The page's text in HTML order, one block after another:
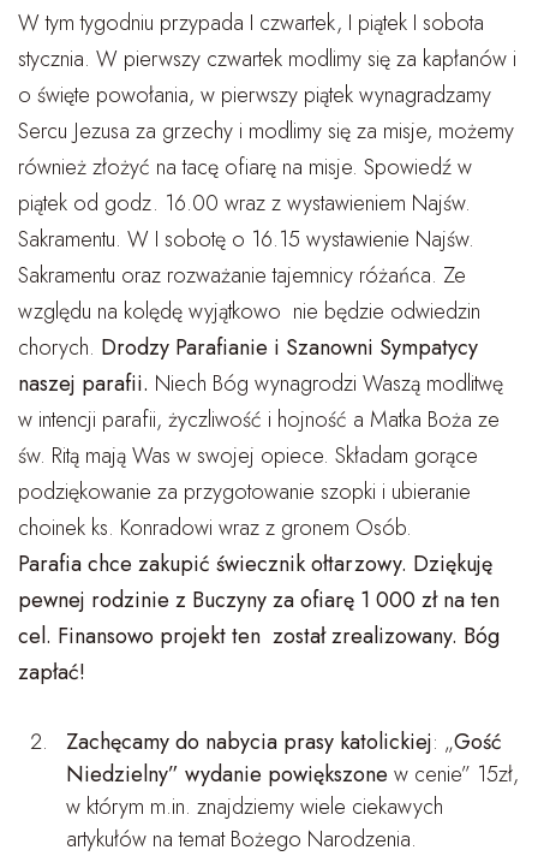
W tym tygodniu przypada I czwartek, I piątek I sobota
stycznia. W pierwszy czwartek modlimy się za kapłanów i
o święte powołania, w pierwszy piątek wynagradzamy
Sercu Jezusa za grzechy i modlimy się za misje, możemy
również złożyć na tacę ofiarę na misje. Spowiedź w
piątek od godz. 16.00 wraz z wystawieniem Najśw.
Sakramentu. W I sobotę o 16.15 wystawienie Najśw.
Sakramentu oraz rozważanie tajemnicy różańca. Ze
względu na kolędę wyjątkowo nie będzie odwiedzin
chorych. Drodzy Parafianie i Szanowni Sympatycy
naszej parafii. Niech Bóg wynagrodzi Waszą modlitwę
w intencji parafii, życzliwość i hojność a Matka Boża ze
św. Ritą mają Was w swojej opiece. Składam gorące
podziękowanie za przygotowanie szopki i ubieranie
choinek ks. Konradowi wraz z gronem Osób.
Parafia chce zakupić świecznik ołtarzowy. Dziękuję
pewnej rodzinie z Buczyny za ofiarę 1 000 zł na ten
cel. Finansowo projekt ten został zrealizowany. Bóg
zapłać!
Zachęcamy do nabycia prasy katolickiej: „Gość
Niedzielny” wydanie powiększone w cenie” 15zł,
w którym m.in. znajdziemy wiele ciekawych
artykułów na temat Bożego Narodzenia.